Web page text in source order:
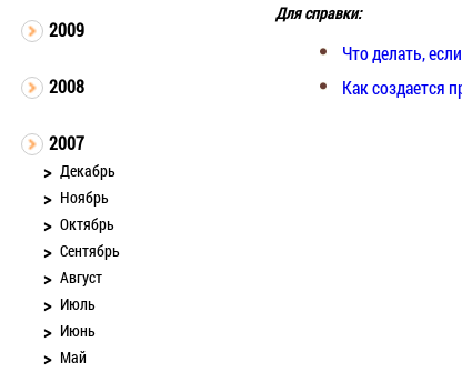
2009
2008
2007
Декабрь
Ноябрь
Октябрь
Сентябрь
Август
Июль
Июнь
Май
Для справки:
Что делать,
Как создается